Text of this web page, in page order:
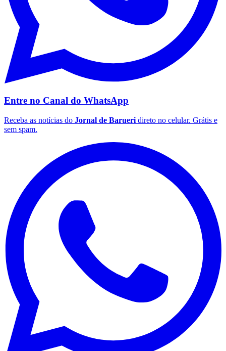
São Paulo
Entre no Canal do WhatsApp
Receba as notícias do Jornal de Barueri direto no celular. Grátis e
sem spam.